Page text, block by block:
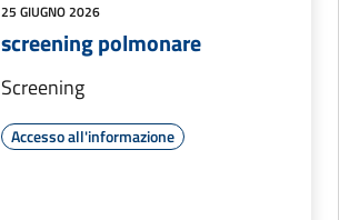
25 GIUGNO 2026
screening polmonare
Screening
Accesso all'informazione